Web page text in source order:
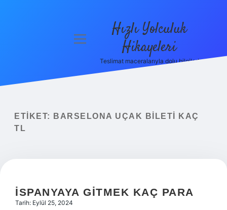
Yasal Uyarı
menüyü
Hızlı Yolculuk
Hikayeleri
Teslimat maceralarıyla dolu bilgiler!
ETIKET:
BARSELONA UÇAK BILETI KAÇ
TL
İSPANYAYA GITMEK KAÇ PARA
Tarih: Eylül 25, 2024